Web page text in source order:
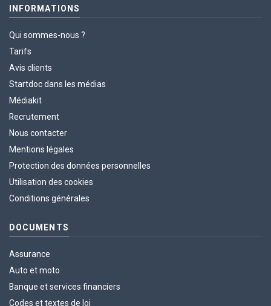
INFORMATIONS
Qui sommes-nous ?
Tarifs
Avis clients
Startdoc dans les médias
Médiakit
Recrutement
Nous contacter
Mentions légales
Protection des données personnelles
Utilisation des cookies
Conditions générales
DOCUMENTS
Assurance
Auto et moto
Banque et services financiers
Codes et textes de loi